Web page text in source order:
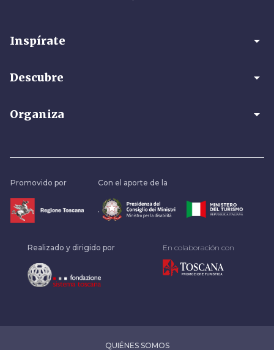
Inspírate arrow_drop_down
Descubre arrow_drop_down
Organiza arrow_drop_down
Promovido por Con el aporte de la
.
Realizado y dirigido por En colaboración con
QUIÉNES SOMOS